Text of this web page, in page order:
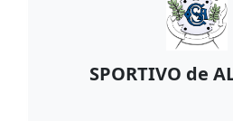
SPORTIVO de